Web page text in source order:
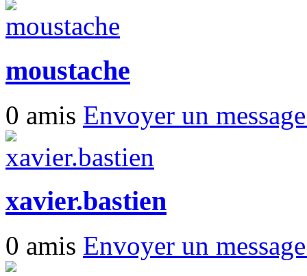
moustache
0 amis Envoyer un
xavier.bastien
0 amis Envoyer un